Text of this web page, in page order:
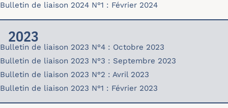
Bulletin de liaison 2024 N°1 : Février 2024
bulletin-24-01.pdf
2023
Bulletin de liaison 2023 N°4 : Octobre 2023
bulletin-23-04.pdf
Bulletin de liaison 2023 N°3 : Septembre 2023
bulletin-23-03.pdf
Bulletin de liaison 2023 N°2 : Avril 2023
bulletin-23-02.pdf
Bulletin de liaison 2023 N°1 : Février 2023
bulletin-23-01.pdf